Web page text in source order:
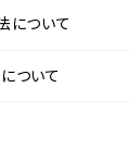
について
ついて